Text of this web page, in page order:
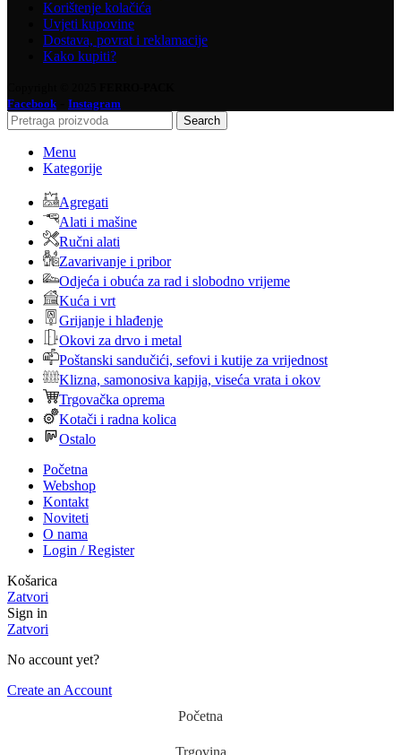
Korištenje kolačića
Uvjeti kupovine
Dostava, povrat i reklamacije
Kako kupiti?
Facebook
Instagram
Search
Menu
Kategorije
Agregati
Alati i mašine
Ručni alati
Zavarivanje i pribor
Odjeća i obuća za rad i slobodno vrijeme
Kuća i vrt
Grijanje i hlađenje
Okovi za drvo i metal
Poštanski sandučići, sefovi i kutije za vrijednost
Klizna, samonosiva kapija, viseća vrata i okov
Trgovačka oprema
Kotači i radna kolica
Ostalo
Početna
Webshop
Kontakt
Noviteti
O nama
Login / Register
Košarica
Zatvori
Sign in
Zatvori
No account yet?
Create an Account
Početna
Trgovina